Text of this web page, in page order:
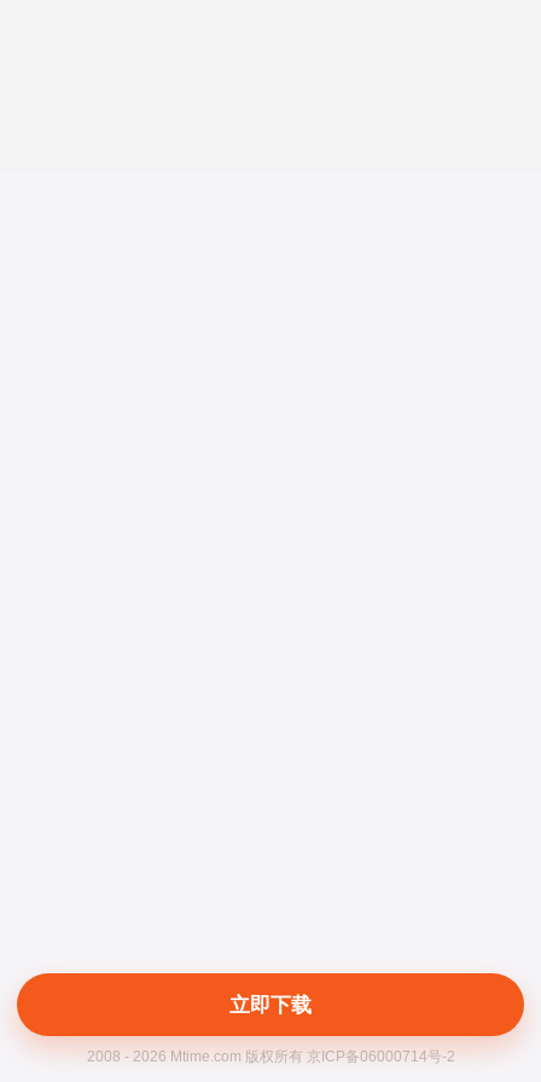
立即下载
2008 - 2026 Mtime.com 版权所有 京ICP备06000714号-2